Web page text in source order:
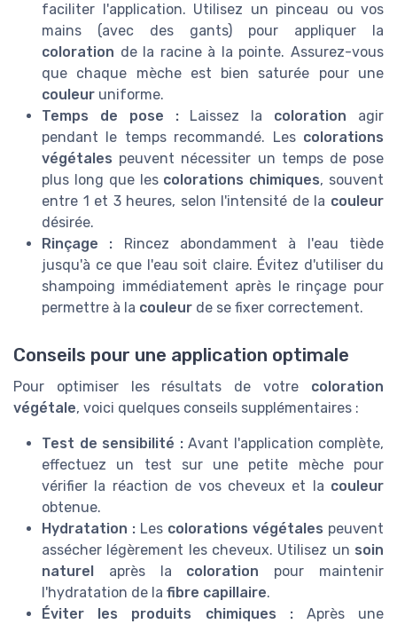
faciliter l'application. Utilisez un pinceau ou vos
mains (avec des gants) pour appliquer la
coloration de la racine à la pointe. Assurez-vous
que chaque mèche est bien saturée pour une
couleur uniforme.
Temps de pose :Laissez la coloration agir
pendant le temps recommandé. Les colorations
végétales peuvent nécessiter un temps de pose
plus long que les colorations chimiques, souvent
entre 1 et 3 heures, selon l'intensité de la couleur
désirée.
Rinçage : Rincez abondamment à l'eau tiède
jusqu'à ce que l'eau soit claire. Évitez d'utiliser du
shampoing immédiatement après le rinçage pour
permettre à la couleur de se fixer correctement.
Conseils pour une application optimale
Pour optimiser les résultats de votre coloration
végétale, voici quelques conseils supplémentaires :
Test de sensibilité :Avant l'application complète,
effectuez un test sur une petite mèche pour
vérifier la réaction de vos cheveux et la couleur
obtenue.
Hydratation : Les colorations végétales peuvent
assécher légèrement les cheveux. Utilisez un soin
naturel
après la coloration pour maintenir
l'hydratation de la fibre capillaire.
Éviter les produits chimiques :Après une